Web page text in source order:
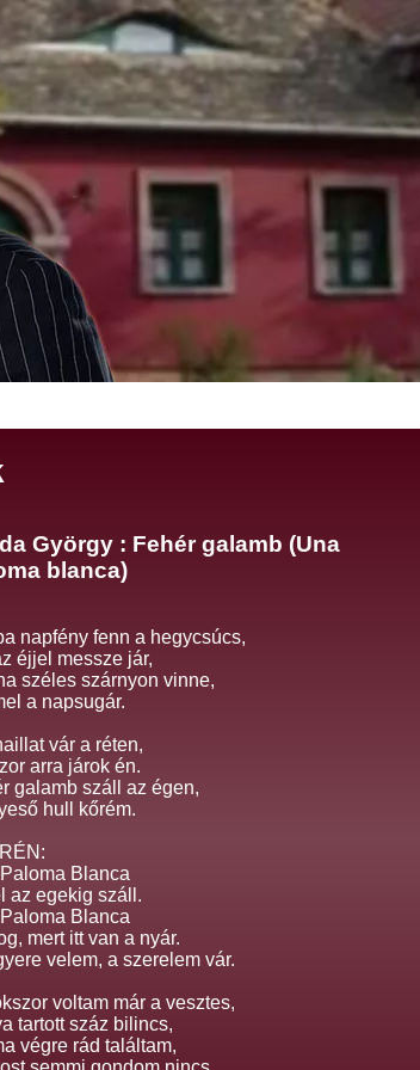
György : Fehér galamb (Una
blanca)
napfény fenn a hegycsúcs,
éjjel messze jár,
széles szárnyon vinne,
a napsugár.
vár a réten,
arra járok én.
galamb száll az égen,
hull kőrém.
Blanca
az egekig száll.
Blanca
mert itt van a nyár.
velem, a szerelem vár.
voltam már a vesztes,
tartott száz bilincs,
végre rád találtam,